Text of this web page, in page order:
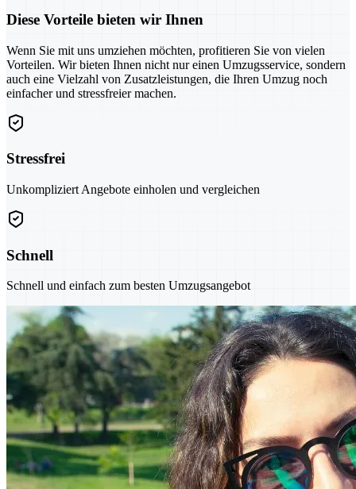
Diese Vorteile bieten wir Ihnen
Wenn Sie mit uns umziehen möchten, profitieren Sie von vielen
Vorteilen. Wir bieten Ihnen nicht nur einen Umzugsservice, sondern
auch eine Vielzahl von Zusatzleistungen, die Ihren Umzug noch
einfacher und stressfreier machen.
Stressfrei
Unkompliziert Angebote einholen und vergleichen
Schnell
Schnell und einfach zum besten Umzugsangebot